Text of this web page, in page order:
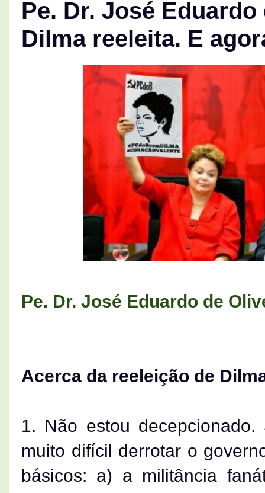
Pe. Dr. José
Dilma reeleita. E
Pe. Dr. José Eduardo de
Acerca da reeleição de
1. Não estou
muito difícil derrotar o
básicos: a) a militância